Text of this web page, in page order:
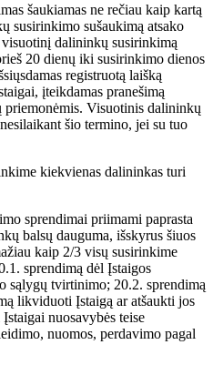
šaukiamas ne rečiau kaip kartą
susirinkimo sušaukimą atsako
dalininkų susirinkimą
20 dienų iki susirinkimo dienos
registruotą laišką
įteikdamas pranešimą
Visuotinis dalininkų
šio termino, jei su tuo
kiekvienas dalininkas turi
sprendimai priimami paprasta
balsų dauguma, išskyrus šiuos
kaip 2/3 visų susirinkime
sprendimą dėl Įstaigos
sąlygų tvirtinimo; 20.2. sprendimą
likviduoti Įstaigą ar atšaukti jos
nuosavybės teise
nuomos, perdavimo pagal